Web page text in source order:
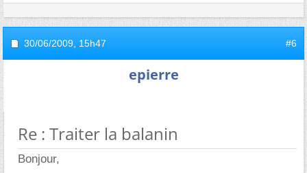
30/06/2009, 15h47 #6
epierre
Re : Traiter la balanin
Bonjour,